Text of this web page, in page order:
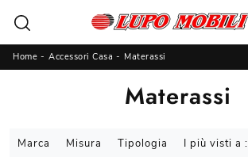
Home - Accessori Casa - Materassi
Materassi
Marca Misura Tipologia I più visti a :